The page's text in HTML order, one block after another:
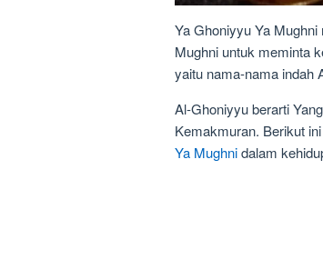
Ya Ghoniyyu Ya
Mughni untuk meminta
yaitu nama-nama indah
Al-Ghoniyyu berarti
Kemakmuran. Berikut
Ya Mughnidalam